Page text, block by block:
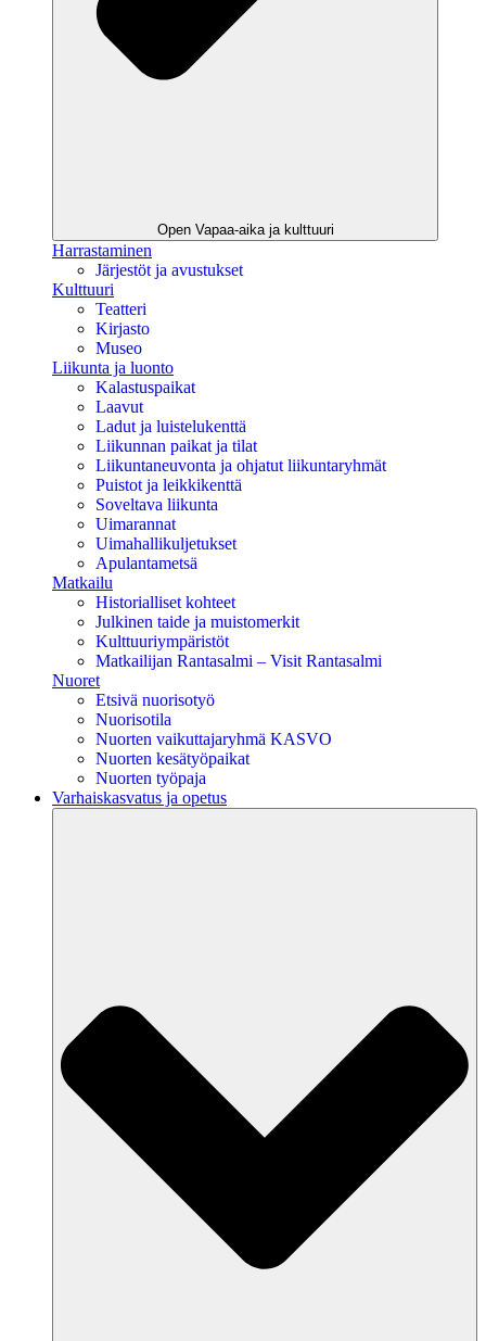
Open Vapaa-aika ja kulttuuri
Harrastaminen
Järjestöt ja avustukset
Kulttuuri
Teatteri
Kirjasto
Museo
Liikunta ja luonto
Kalastuspaikat
Laavut
Ladut ja luistelukenttä
Liikunnan paikat ja tilat
Liikuntaneuvonta ja ohjatut liikuntaryhmät
Puistot ja leikkikenttä
Soveltava liikunta
Uimarannat
Uimahallikuljetukset
Apulantametsä
Matkailu
Historialliset kohteet
Julkinen taide ja muistomerkit
Kulttuuriympäristöt
Matkailijan Rantasalmi – Visit Rantasalmi
Nuoret
Etsivä nuorisotyö
Nuorisotila
Nuorten vaikuttajaryhmä KASVO
Nuorten kesätyöpaikat
Nuorten työpaja
Varhaiskasvatus ja opetus